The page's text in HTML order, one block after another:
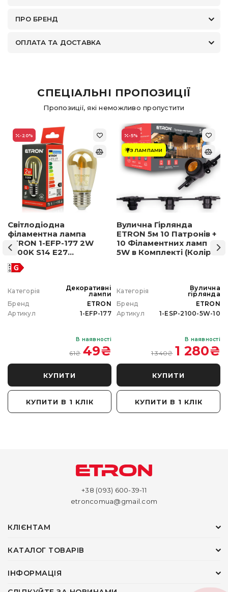
ПРО БРЕНД
ОПЛАТА ТА ДОСТАВКА
СПЕЦІАЛЬНІ ПРОПОЗИЦІЇ
Пропозиції, які неможливо пропустити
-20%
Світлодіодна
філаментна лампа
ETRON 1-EFP-177 2W
2500K S14 E27
позолочене скло
Категорія
Декоративні
лампи
Бренд
ETRON
Артикул
1-EFP-177
В наявності
61₴ 49₴
КУПИТИ
КУПИТИ В 1 КЛІК
-5%
З ЛАМПАМИ
Вулична Гірлянда
ETRON 5м 10 Патронів +
10 Філаментних ламп
5W в Комплекті (Колір
Категорія
Вулична
гірлянда
Бренд
ETRON
Артикул
1-ESP-2100-5W-10
В наявності
1 340₴ 1 280₴
КУПИТИ
КУПИТИ В 1 КЛІК
+38 (093) 600-39-11
etroncomua@gmail.com
КЛІЄНТАМ
КАТАЛОГ ТОВАРІВ
ІНФОРМАЦІЯ